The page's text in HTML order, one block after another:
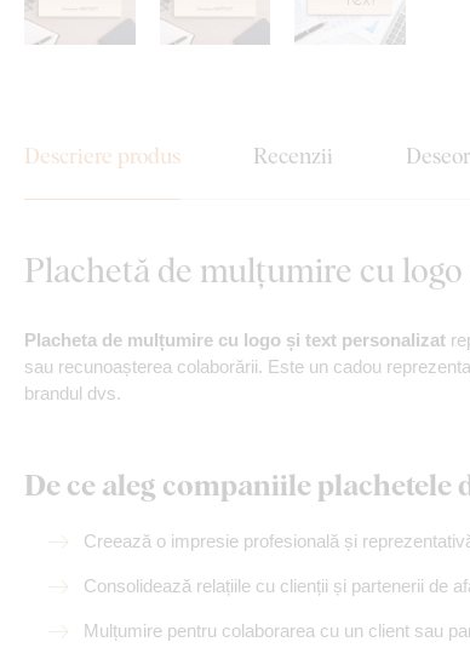
Descriere produs Recenzii
Plachetă de mulțumire cu
Placheta de mulțumire cu logo și text personalizat
sau recunoașterea colaborării. Este un cadou
brandul dvs.
De ce aleg companiile plachetele
Creează o impresie profesională și
Consolidează relațiile cu clienții și partenerii de
Mulțumire pentru colaborarea cu un client sau